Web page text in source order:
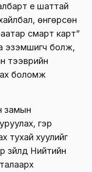
үе шаттай
өнгөрсөн
смарт карт”
эзэмшигч болж,
тээврийн
боломж
замын
гэр
тухай хуулийг
зүйлд Нийтийн